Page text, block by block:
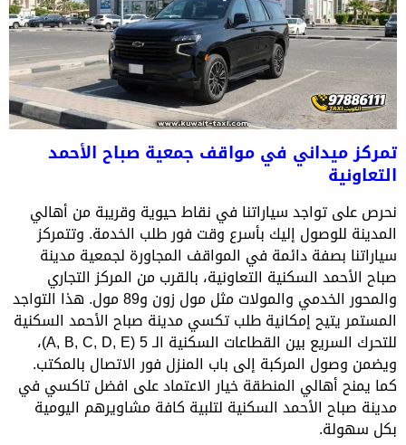
تمركز ميداني في مواقف جمعية صباح الأحمد
التعاونية
نحرص على تواجد سياراتنا في نقاط حيوية وقريبة من أهالي
المدينة للوصول إليك بأسرع وقت فور طلب الخدمة. وتتمركز
سياراتنا بصفة دائمة في المواقف المجاورة لجمعية مدينة
صباح الأحمد السكنية التعاونية، بالقرب من المركز التجاري
والمحور الخدمي والمولات مثل مول زون و89 مول. هذا التواجد
المستمر يتيح إمكانية طلب تكسي مدينة صباح الأحمد السكنية
للتحرك السريع بين القطاعات السكنية الـ 5 (A, B, C, D, E)،
ويضمن وصول المركبة إلى باب المنزل فور الاتصال بالمكتب.
كما يمنح أهالي المنطقة خيار الاعتماد على افضل تاكسي في
مدينة صباح الأحمد السكنية لتلبية كافة مشاويرهم اليومية
بكل سهولة.